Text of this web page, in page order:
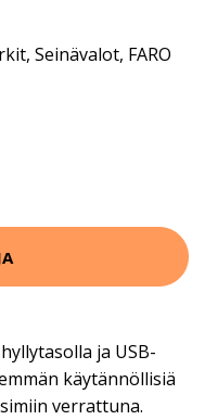
, Seinävalot, FARO
ja USB-
käytännöllisiä
verrattuna.